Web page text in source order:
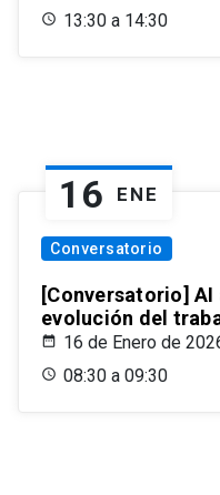
13:30 a 14:30
16 ENE
Conversatorio
[Conversatorio] AI
evolución del
16 de Enero de
08:30 a 09:30